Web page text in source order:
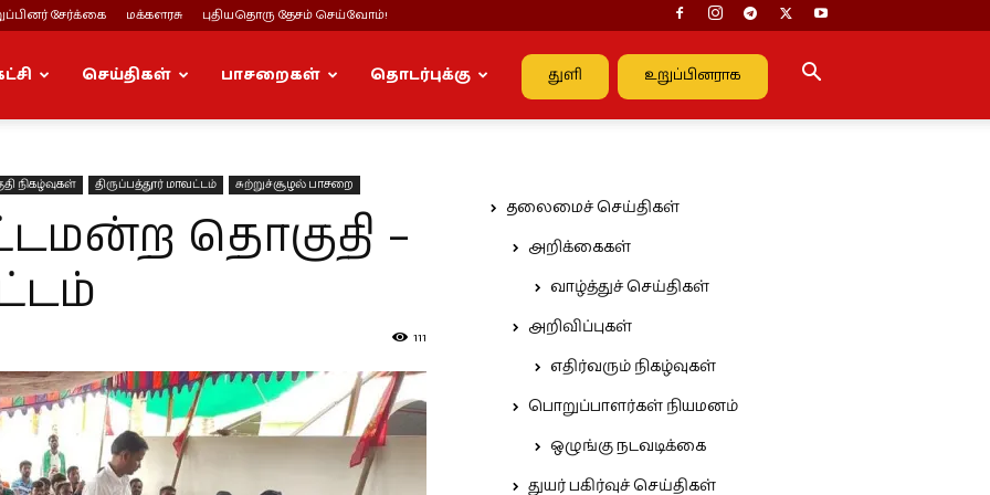
சேர்க்கை மக்களரசு புதியதொரு தேசம் செய்வோம்!
துளி உறுப்பினராக
செய்திகள் பாசறைகள் தொடர்புக்கு
நிகழ்வுகள் திருப்பத்தூர் மாவட்டம் சுற்றுச்சூழல் பாசறை
தொகுதி –
111
தலைமைச் செய்திகள்
அறிக்கைகள்
வாழ்த்துச் செய்திகள்
அறிவிப்புகள்
எதிர்வரும் நிகழ்வுகள்
பொறுப்பாளர்கள் நியமனம்
ஒழுங்கு நடவடிக்கை
துயர் பகிர்வுச் செய்திகள்